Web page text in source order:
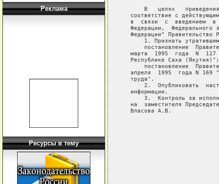
Реклама
Ресурсы в тему
В   целях
соответствие с
в  связи  с  введением
Федерации,  Федерального
Федерации" Правительство
1. Признать
постановление
марта  1995  года  N
   Республике Саха (Якутия)";
постановление
апреля  1995  года N 169
   труда".
2.  Опубликовать
   информации.
3.  Контроль за
на  заместителя
   Власова А.В.